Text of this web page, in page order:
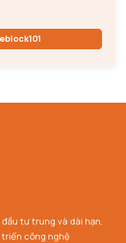
tư trung và dài hạn,
công nghệ